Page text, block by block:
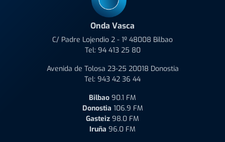
Onda Vasca
C/ Padre Lojendio 2 - 1º 48008 Bilbao
Tel: 94 413 25 80
Avenida de Tolosa 23-25 20018 Donostia
Tel: 943 42 36 44
Bilbao 90.1 FM
Donostia 106.9 FM
Gasteiz 98.0 FM
Iruña 96.0 FM